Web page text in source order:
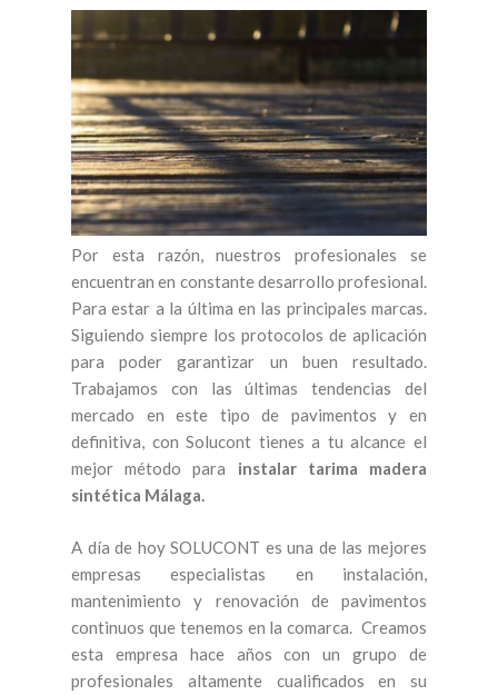
Por esta razón, nuestros profesionales se
encuentran en constante desarrollo profesional.
Para estar a la última en las principales marcas.
Siguiendo siempre los protocolos de aplicación
para poder garantizar un buen resultado.
Trabajamos con las últimas tendencias del
mercado en este tipo de pavimentos y en
definitiva, con Solucont tienes a tu alcance el
mejor método para instalar tarima madera
sintética Málaga.
A día de hoy SOLUCONT es una de las mejores
empresas especialistas en instalación,
mantenimiento y renovación de pavimentos
continuos que tenemos en la comarca. Creamos
esta empresa hace años con un grupo de
profesionales altamente cualificados en su